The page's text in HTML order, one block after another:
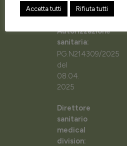
03778271209
Autorizzazione
sanitaria:
PG.N214309/2025
del
08.04.
2025
Direttore
sanitario
medical
division:
Accetta tutti Rifiuta tutti